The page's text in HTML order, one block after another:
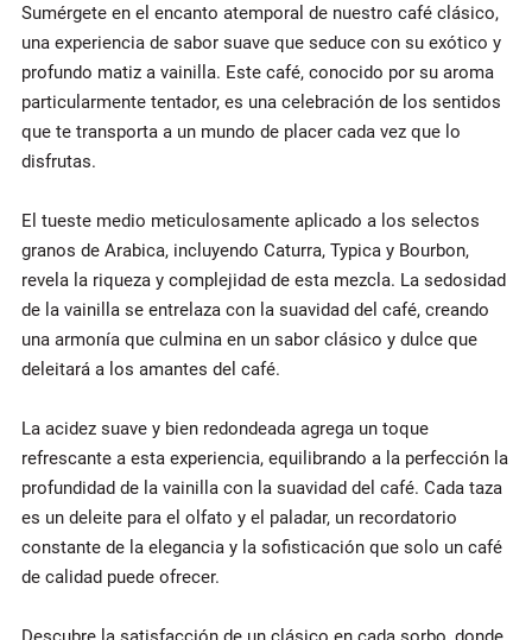
Sumérgete en el encanto atemporal de nuestro café clásico,
una experiencia de sabor suave que seduce con su exótico y
profundo matiz a vainilla. Este café, conocido por su aroma
particularmente tentador, es una celebración de los sentidos
que te transporta a un mundo de placer cada vez que lo
disfrutas.
El tueste medio meticulosamente aplicado a los selectos
granos de Arabica, incluyendo Caturra, Typica y Bourbon,
revela la riqueza y complejidad de esta mezcla. La sedosidad
de la vainilla se entrelaza con la suavidad del café, creando
una armonía que culmina en un sabor clásico y dulce que
deleitará a los amantes del café.
La acidez suave y bien redondeada agrega un toque
refrescante a esta experiencia, equilibrando a la perfección la
profundidad de la vainilla con la suavidad del café. Cada taza
es un deleite para el olfato y el paladar, un recordatorio
constante de la elegancia y la sofisticación que solo un café
de calidad puede ofrecer.